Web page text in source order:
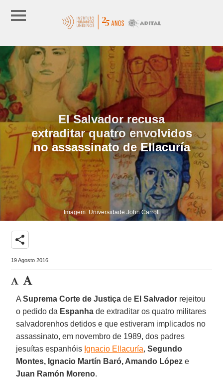
El Salvador recusa
extraditar quatro envolvidos
no assassinato de Ellacuría
Imagem: Universidade John Carroll
share
19 Agosto 2016
ASuprema Corte de Justiça de El Salvador rejeitou
o pedido da Espanha de extraditar os quatro militares
salvadorenhos detidos e que estiveram implicados no
assassinato, em novembro de 1989, dos padres
jesuítas espanhóis Ignacio Ellacuría,Segundo
Montes, Ignacio Martín Baró, Amando Lópeze
Juan Ramón Moreno.